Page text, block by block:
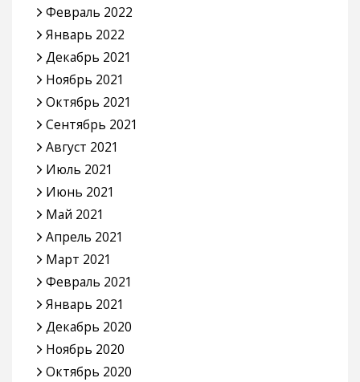
Февраль 2022
Январь 2022
Декабрь 2021
Ноябрь 2021
Октябрь 2021
Сентябрь 2021
Август 2021
Июль 2021
Июнь 2021
Май 2021
Апрель 2021
Март 2021
Февраль 2021
Январь 2021
Декабрь 2020
Ноябрь 2020
Октябрь 2020